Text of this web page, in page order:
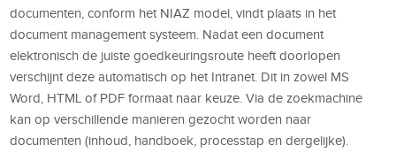
documenten, conform het NIAZ model, vindt plaats in het
document management systeem. Nadat een document
elektronisch de juiste goedkeuringsroute heeft doorlopen
verschijnt deze automatisch op het Intranet. Dit in zowel MS
Word, HTML of PDF formaat naar keuze. Via de zoekmachine
kan op verschillende manieren gezocht worden naar
documenten (inhoud, handboek, processtap en dergelijke).